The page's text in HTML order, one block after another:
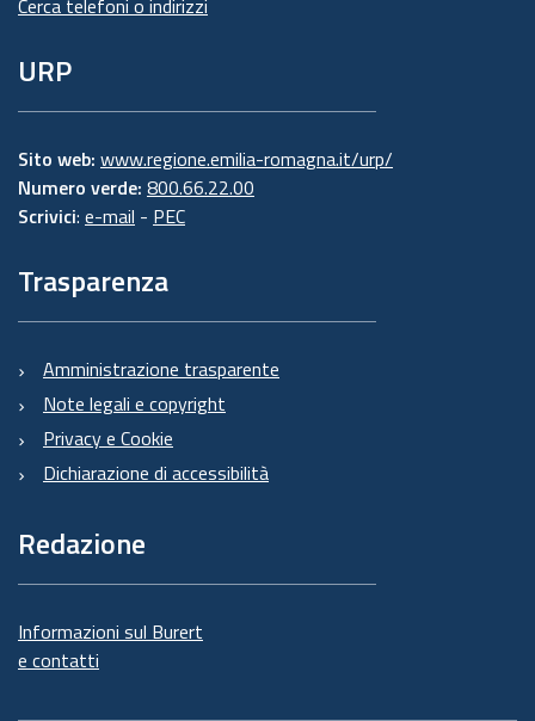
Cerca telefoni o indirizzi
URP
Sito web: www.regione.emilia-romagna.it/urp/
Numero verde: 800.66.22.00
Scrivici: e-mail - PEC
Trasparenza
Amministrazione trasparente
Note legali e copyright
Privacy e Cookie
Dichiarazione di accessibilità
Redazione
Informazioni sul Burert
e contatti